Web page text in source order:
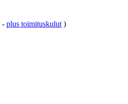
- plus toimituskulut )